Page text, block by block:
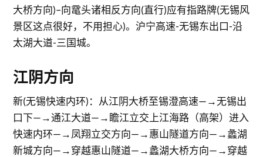
大桥方向)–向鼋头诸相反方向(直行)应有指路牌(无锡风
景区这点很好，不用担心)。沪宁高速-无锡东出口-沿
太湖大道-三国城。
江阴方向
新(无锡快速内环)：从江阴大桥至锡澄高速—→无锡出
口下—→通江大道—→瞻江立交上江海路（高架）进入
快速内环—→凤翔立交方向—→惠山隧道方向—→蠡湖
新城方向—→穿越惠山隧道—→蠡湖大桥方向—→穿越